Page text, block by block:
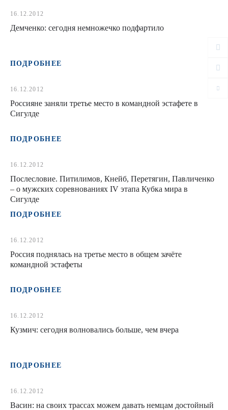
16.12.2012
Демченко: сегодня немножечко подфартило
ПОДРОБНЕЕ
16.12.2012
Россияне заняли третье место в командной эстафете в
Сигулде
ПОДРОБНЕЕ
16.12.2012
Послесловие. Питилимов, Кнейб, Перетягин, Павличенко
– о мужских соревнованиях IV этапа Кубка мира в
Сигулде
ПОДРОБНЕЕ
16.12.2012
Россия поднялась на третье место в общем зачёте
командной эстафеты
ПОДРОБНЕЕ
16.12.2012
Кузмич: сегодня волновались больше, чем вчера
ПОДРОБНЕЕ
16.12.2012
Васин: на своих трассах можем давать немцам достойный